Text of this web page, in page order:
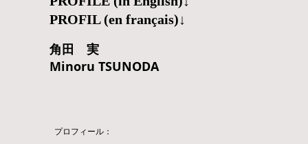
PROFIL (en français)↓
角田 実
Minoru TSUNODA
プロフィール：